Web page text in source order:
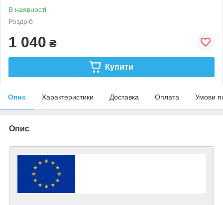
В наявності
Роздріб
1 040 ₴
Купити
Опис Характеристики Доставка Оплата Умови
Опис